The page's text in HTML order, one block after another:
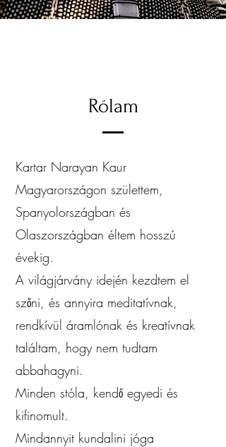
Rólam
Kartar Narayan Kaur
Magyarországon születtem,
Spanyolországban és
Olaszországban éltem hosszú
évekig.
A világjárvány idején kezdtem el
szőni, és annyira meditatívnak,
rendkívül áramlónak és kreatívnak
találtam, hogy nem tudtam
abbahagyni.
Minden stóla, kendő egyedi és
kifinomult.
Mindannyit kundalini jóga